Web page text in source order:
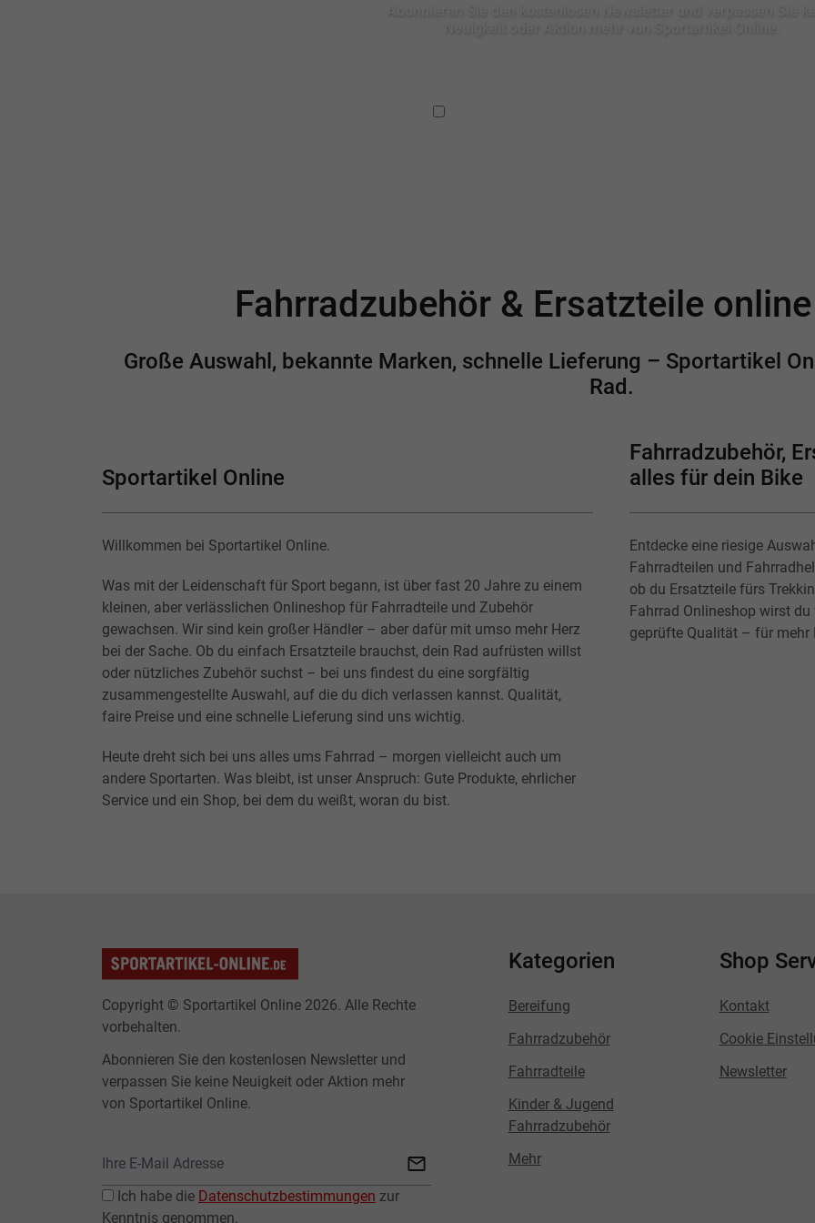
Ich habe die
Fahrradzubehör & Ersatzteile
Große Auswahl, bekannte Marken, schnelle Lieferung – Sportartikel
Rad.
Sportartikel Online
Willkommen bei Sportartikel Online.
Was mit der Leidenschaft für Sport begann, ist über fast 20 Jahre zu einem
kleinen, aber verlässlichen Onlineshop für Fahrradteile und Zubehör
gewachsen. Wir sind kein großer Händler – aber dafür mit umso mehr Herz
bei der Sache. Ob du einfach Ersatzteile brauchst, dein Rad aufrüsten willst
oder nützliches Zubehör suchst – bei uns findest du eine sorgfältig
zusammengestellte Auswahl, auf die du dich verlassen kannst. Qualität,
faire Preise und eine schnelle Lieferung sind uns wichtig.
Heute dreht sich bei uns alles ums Fahrrad – morgen vielleicht auch um
andere Sportarten. Was bleibt, ist unser Anspruch: Gute Produkte, ehrlicher
Service und ein Shop, bei dem du weißt, woran du bist.
Fahrradzubehör,
alles für dein Bike
Entdecke eine riesige
Fahrradteilen und
ob du Ersatzteile fürs
Fahrrad Onlineshop wirst
geprüfte Qualität – für mehr
Copyright © Sportartikel Online 2026. Alle Rechte
vorbehalten.
Abonnieren Sie den kostenlosen Newsletter und
verpassen Sie keine Neuigkeit oder Aktion mehr
von Sportartikel Online.
Ich habe die Datenschutzbestimmungen zur
Kenntnis genommen.
Kategorien
Bereifung
Fahrradzubehör
Fahrradteile
Kinder & Jugend
Fahrradzubehör
Mehr
Shop
Kontakt
Cookie
Newsletter